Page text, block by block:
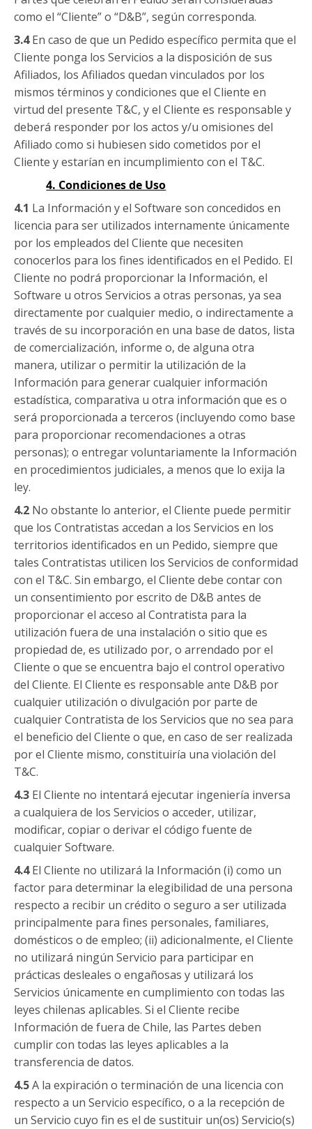
como el “Cliente” o “D&B”, según corresponda.
3.4En caso de que un Pedido específico permita que el
Cliente ponga los Servicios a la disposición de sus
Afiliados, los Afiliados quedan vinculados por los
mismos términos y condiciones que el Cliente en
virtud del presente T&C, y el Cliente es responsable y
deberá responder por los actos y/u omisiones del
Afiliado como si hubiesen sido cometidos por el
Cliente y estarían en incumplimiento con el T&C.
4. Condiciones de Uso
4.1 La Información y el Software son concedidos en
licencia para ser utilizados internamente únicamente
por los empleados del Cliente que necesiten
conocerlos para los fines identificados en el Pedido. El
Cliente no podrá proporcionar la Información, el
Software u otros Servicios a otras personas, ya sea
directamente por cualquier medio, o indirectamente a
través de su incorporación en una base de datos, lista
de comercialización, informe o, de alguna otra
manera, utilizar o permitir la utilización de la
Información para generar cualquier información
estadística, comparativa u otra información que es o
será proporcionada a terceros (incluyendo como base
para proporcionar recomendaciones a otras
personas); o entregar voluntariamente la Información
en procedimientos judiciales, a menos que lo exija la
ley.
4.2 No obstante lo anterior, el Cliente puede permitir
que los Contratistas accedan a los Servicios en los
territorios identificados en un Pedido, siempre que
tales Contratistas utilicen los Servicios de conformidad
con el T&C. Sin embargo, el Cliente debe contar con
un consentimiento por escrito de D&B antes de
proporcionar el acceso al Contratista para la
utilización fuera de una instalación o sitio que es
propiedad de, es utilizado por, o arrendado por el
Cliente o que se encuentra bajo el control operativo
del Cliente. El Cliente es responsable ante D&B por
cualquier utilización o divulgación por parte de
cualquier Contratista de los Servicios que no sea para
el beneficio del Cliente o que, en caso de ser realizada
por el Cliente mismo, constituiría una violación del
T&C.
4.3 El Cliente no intentará ejecutar ingeniería inversa
a cualquiera de los Servicios o acceder, utilizar,
modificar, copiar o derivar el código fuente de
cualquier Software.
4.4El Cliente no utilizará la Información (i) como un
factor para determinar la elegibilidad de una persona
respecto a recibir un crédito o seguro a ser utilizada
principalmente para fines personales, familiares,
domésticos o de empleo; (ii) adicionalmente, el Cliente
no utilizará ningún Servicio para participar en
prácticas desleales o engañosas y utilizará los
Servicios únicamente en cumplimiento con todas las
leyes chilenas aplicables. Si el Cliente recibe
Información de fuera de Chile, las Partes deben
cumplir con todas las leyes aplicables a la
transferencia de datos.
4.5A la expiración o terminación de una licencia con
respecto a un Servicio específico, o a la recepción de
un Servicio cuyo fin es el de sustituir un(os) Servicio(s)